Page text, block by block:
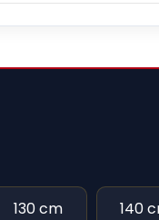
130 cm 140